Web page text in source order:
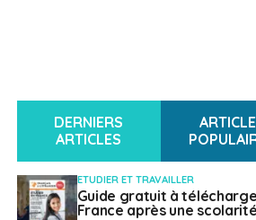
DERNIERS
ARTICLES
ETUDIER ET TRAVAILLER
Guide gratuit à
France après une